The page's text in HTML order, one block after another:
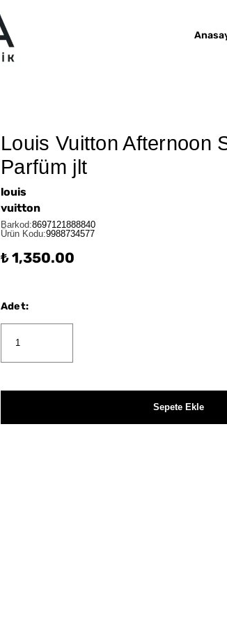
Louis Vuitton Afternoon
Parfüm jlt
louis
vuitton
Barkod:8697121888840
Ürün Kodu:9988734577
₺ 1,350.00
Adet:
Sepete Ekle